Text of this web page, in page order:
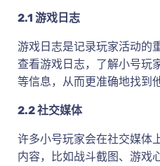
2.1 游戏日志
游戏日志是记录玩家活动的
查看游戏日志，了解小号玩
等信息，从而更准确地找到
2.2 社交媒体
许多小号玩家会在社交媒体
内容，比如战斗截图、游戏